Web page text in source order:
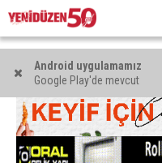
Android uygulamamız
Google Play'de mevcut